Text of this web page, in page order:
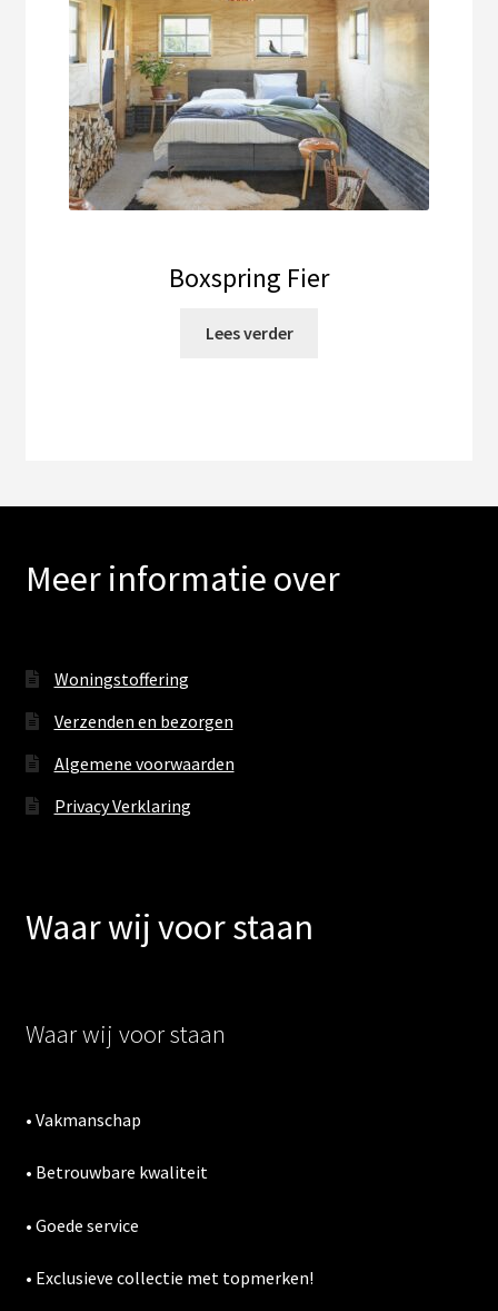
Boxspring Fier
Lees verder
Meer informatie over
Woningstoffering
Verzenden en bezorgen
Algemene voorwaarden
Privacy Verklaring
Waar wij voor staan
Waar wij voor staan
• Vakmanschap
• Betrouwbare kwaliteit
• Goede service
• Exclusieve collectie met topmerken!